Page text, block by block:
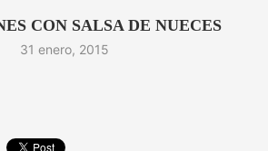
CON SALSA DE NUECES
31 enero, 2015